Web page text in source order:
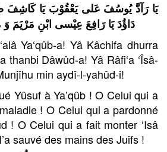
يَا رَآدَّ يُوسُفَ عَلى يَعْقُوْبَ يَا
دَاؤُدَ يَا رَافِعَ عِيْسى ابْنِ مَرْيَمَ وَ
Ya‘qûb-a! Yâ Kâchifa dhurra
thanbi Dâwûd-a! Yâ Râfi‘a ‘Îsâ-
min aydî-l-yahûd-i!
Yûsuf à Ya’qûb ! O Celui qui a
! O Celui qui a pardonné
! O Celui qui a fait monter ‘Isâ
sauvé des mains des Juifs !